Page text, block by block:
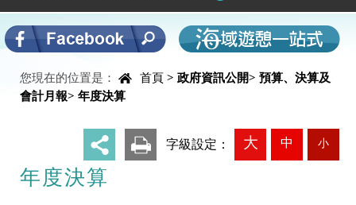
您現在的位置是： 首頁 > 政府資訊公開> 預算、決算及
會計月報> 年度決算
字級設定： 大 中 小
年度決算
中央內容區塊